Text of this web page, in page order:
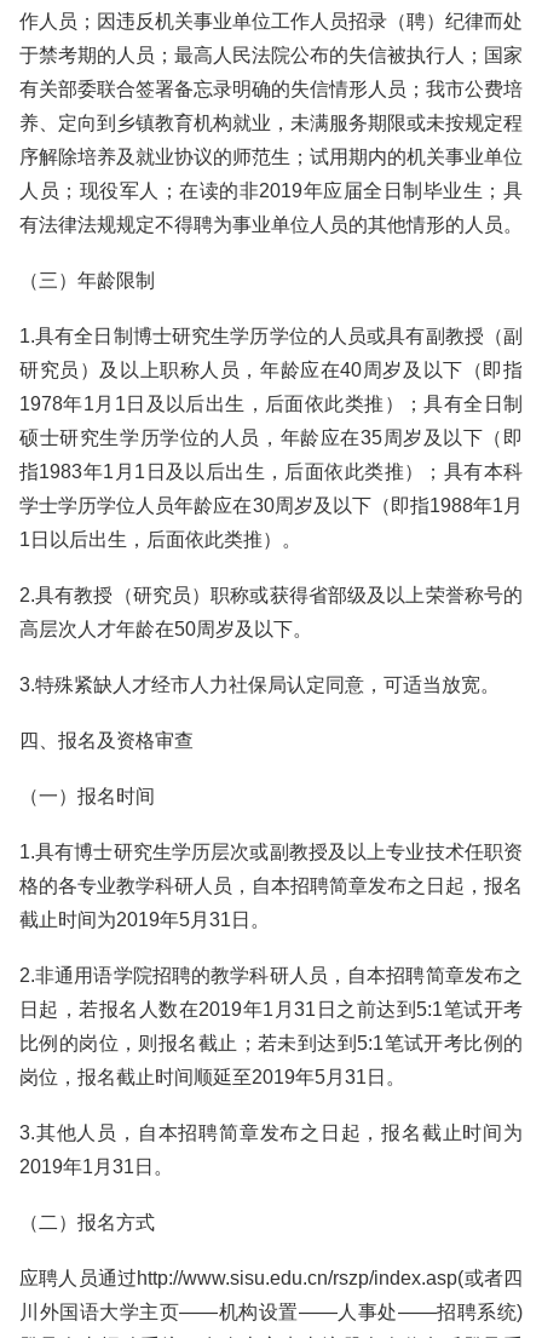
作人员；因违反机关事业单位工作人员招录（聘）纪律而处
于禁考期的人员；最高人民法院公布的失信被执行人；国家
有关部委联合签署备忘录明确的失信情形人员；我市公费培
养、定向到乡镇教育机构就业，未满服务期限或未按规定程
序解除培养及就业协议的师范生；试用期内的机关事业单位
人员；现役军人；在读的非2019年应届全日制毕业生；具
有法律法规规定不得聘为事业单位人员的其他情形的人员。
（三）年龄限制
1.具有全日制博士研究生学历学位的人员或具有副教授（副
研究员）及以上职称人员，年龄应在40周岁及以下（即指
1978年1月1日及以后出生，后面依此类推）；具有全日制
硕士研究生学历学位的人员，年龄应在35周岁及以下（即
指1983年1月1日及以后出生，后面依此类推）；具有本科
学士学历学位人员年龄应在30周岁及以下（即指1988年1月
1日以后出生，后面依此类推）。
2.具有教授（研究员）职称或获得省部级及以上荣誉称号的
高层次人才年龄在50周岁及以下。
3.特殊紧缺人才经市人力社保局认定同意，可适当放宽。
四、报名及资格审查
（一）报名时间
1.具有博士研究生学历层次或副教授及以上专业技术任职资
格的各专业教学科研人员，自本招聘简章发布之日起，报名
截止时间为2019年5月31日。
2.非通用语学院招聘的教学科研人员，自本招聘简章发布之
日起，若报名人数在2019年1月31日之前达到5:1笔试开考
比例的岗位，则报名截止；若未到达到5:1笔试开考比例的
岗位，报名截止时间顺延至2019年5月31日。
3.其他人员，自本招聘简章发布之日起，报名截止时间为
2019年1月31日。
（二）报名方式
应聘人员通过http://www.sisu.edu.cn/rszp/index.asp(或者四
川外国语大学主页——机构设置——人事处——招聘系统)